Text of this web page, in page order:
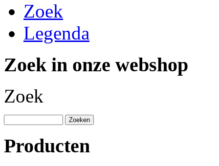
Zoek
Legenda
Zoek in onze webshop
Zoek
Producten